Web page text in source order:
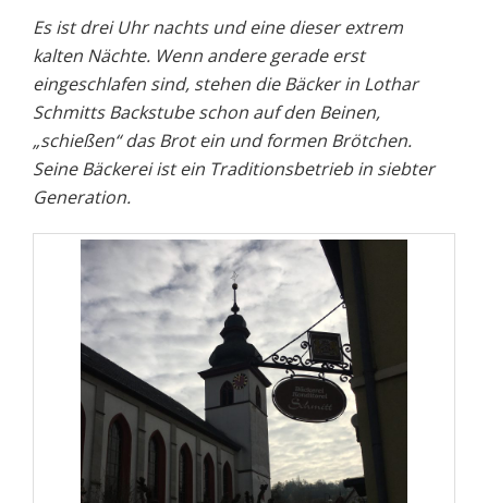
Es ist drei Uhr nachts und eine dieser extrem
kalten Nächte. Wenn andere gerade erst
eingeschlafen sind, stehen die Bäcker in Lothar
Schmitts Backstube schon auf den Beinen,
„schießen“ das Brot ein und formen Brötchen.
Seine Bäckerei ist ein Traditionsbetrieb in siebter
Generation.